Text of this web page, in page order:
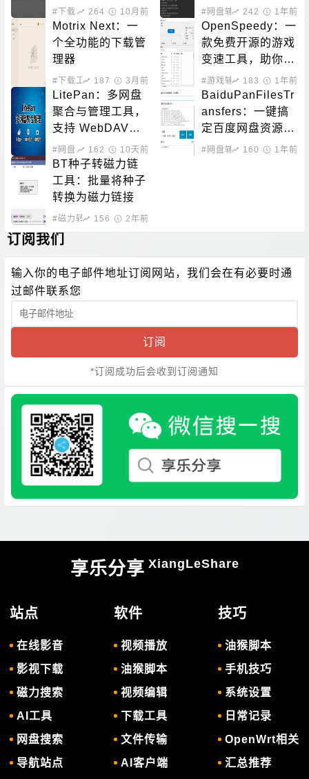
台
#下载工具264 10月前
批量下载的开源工
具
#网盘辅助242 1年前
Motrix Next：一
个全功能的下载管
理器
#下载工具 187 3月前
OpenSpeedy：一
款免费开源的游戏
变速工具，助你突
破游戏原本的帧率
限制
#游戏辅助 183 1年前
LitePan：多网盘
聚合与管理工具，
支持 WebDAV、
STRM、媒体整理
#网盘辅助 #数据处理
162 10天前
BaiduPanFilesTr
ansfers：一键搞
定百度网盘资源！
百度网盘批量转
#网盘辅助 160 1年前
BT种子转磁力链
工具：批量将种子
转换为磁力链接
#磁力转换 156 2年前
订阅我们
输入你的电子邮件地址订阅网站，我们会在有必要时通
过邮件联系您
订阅
*订阅成功后会收到订阅通知
享乐分享 XiangLeShare
站点
在线影音
影视下载
磁力搜索
AI工具
网盘搜索
导航站点
软件
视频播放
油猴脚本
视频编辑
下载工具
文件传输
AI客户端
技巧
油猴脚本
手机技巧
系统设置
日常记录
OpenWrt相关
汇总推荐